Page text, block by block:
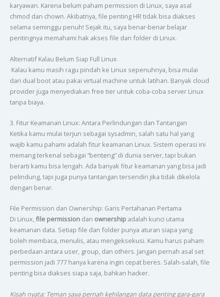
karyawan. Karena belum paham permission di Linux, saya asal
chmod dan chown. Akibatnya, file penting HR tidak bisa diakses
selama seminggu penuh! Sejak itu, saya benar-benar belajar
pentingnya memahami hak akses file dan folder di Linux.
Alternatif Kalau Belum Siap Full Linux
Kalau kamu masih ragu pindah ke Linux sepenuhnya, bisa mulai
dari dual boot atau pakai virtual machine untuk latihan. Banyak cloud
provider juga menyediakan free tier untuk coba-coba server Linux
tanpa biaya.
3. Fitur Keamanan Linux: Antara Perlindungan dan Tantangan
Ketika kamu mulai terjun sebagai sysadmin, salah satu hal yang
wajib kamu pahami adalah fitur keamanan Linux. Sistem operasi ini
memang terkenal sebagai “benteng” di dunia server, tapi bukan
berarti kamu bisa lengah. Ada banyak fitur keamanan yang bisa jadi
pelindung, tapi juga punya tantangan tersendiri jika tidak dikelola
dengan benar.
File Permission dan Ownership: Garis Pertahanan Pertama
Di Linux,file permissiondan ownershipadalah kunci utama
keamanan data. Setiap file dan folder punya aturan siapa yang
boleh membaca, menulis, atau mengeksekusi. Kamu harus paham
perbedaan antara user, group, dan others. Jangan pernah asal set
permission jadi 777 hanya karena ingin cepat beres. Salah-salah, file
penting bisa diakses siapa saja, bahkan hacker.
Kisah nyata: Teman saya pernah kehilangan data penting gara-gara